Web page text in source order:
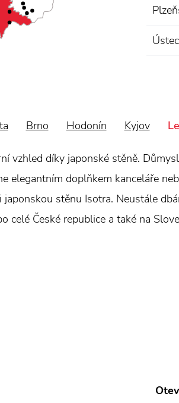
Brno Hodonín Kyjov
vzhled díky japonské stěně.
elegantním doplňkem kanceláře
stěnu Isotra. Neustále
celé České republice a také na